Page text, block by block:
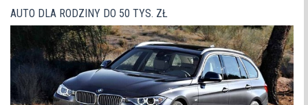
AUTO DLA RODZINY DO 50 TYS. ZŁ